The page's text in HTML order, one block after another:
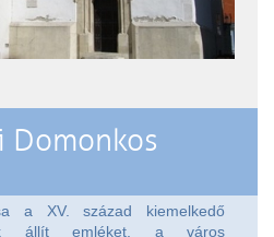
Domonkos
a XV. század kiemelkedő
állít emléket, a város